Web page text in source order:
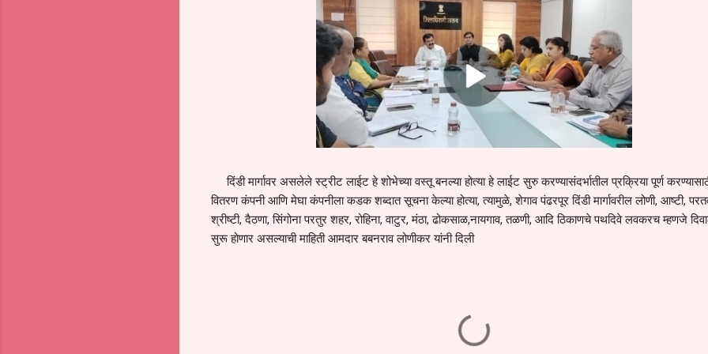
दिंडी मार्गावर असलेले स्ट्रीट लाईट हे शोभेच्या वस्तू बनल्या होत्या हे लाईट सुरु करण्यासंदर्भातील प्रक्रिया पूर्ण
वितरण कंपनी आणि मेघा कंपनीला कडक शब्दात सूचना केल्या होत्या, त्यामुळे, शेगाव पंढरपूर दिंडी मार्गावरील लोणी, आष्टी,
श्रीष्टी, दैठणा, सिंगोना परतुर शहर, रोहिना, वाटुर, मंठा, ढोकसाळ,नायगाव, तळणी, आदि ठिकाणचे पथदिवे लवकरच म्हणजे
सुरू होणार असल्याची माहिती आमदार बबनराव लोणीकर यांनी दिली